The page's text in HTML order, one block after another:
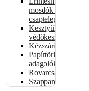
mosdók és
csaptelepek
Kesztyűk,
védőkesztyűk
Kézszárítók
Papírtörlő-
adagolók
Rovarcsapdák
Szappanadagolók